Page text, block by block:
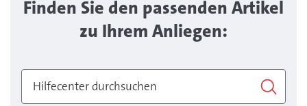
Finden Sie den passenden Artikel
zu Ihrem Anliegen: